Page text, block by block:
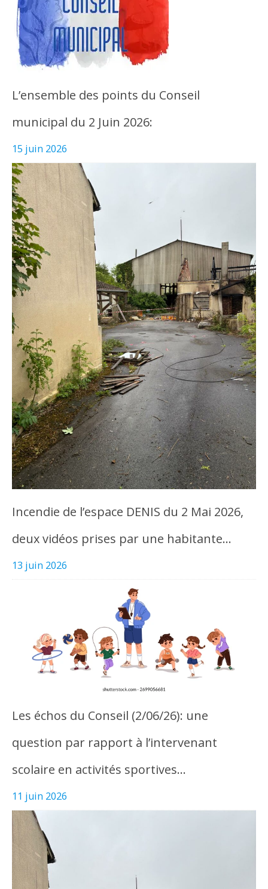
L’ensemble des points du Conseil
municipal du 2 Juin 2026:
15 juin 2026
Incendie de l’espace DENIS du 2 Mai 2026,
deux vidéos prises par une habitante…
13 juin 2026
Les échos du Conseil (2/06/26): une
question par rapport à l’intervenant
scolaire en activités sportives…
11 juin 2026